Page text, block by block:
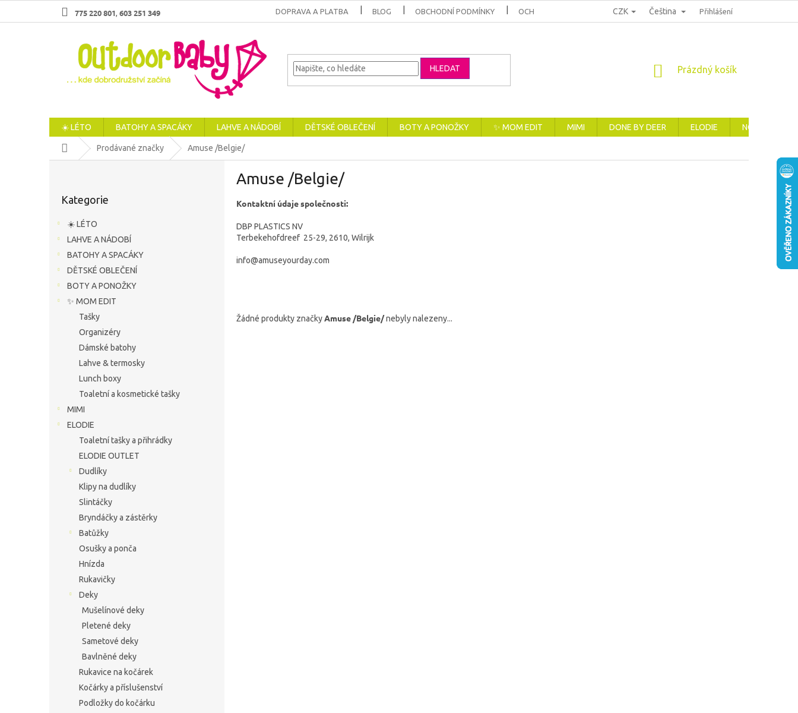
775 220 801 603 251 349 DOPRAVA A PLATBA BLOG OBCHODNÍ PODMÍNKY OCHRANA OSOBNÍCH ÚDAJŮ REKLAMACE, VRÁCENÍ A VÝMĚNA ZBOŽÍ
CZK Čeština Přihlášení
HLEDAT
NÁKUPNÍ
Prázdný košík
☀️ LÉTO BATOHY A SPACÁKY LAHVE A NÁDOBÍ DĚTSKÉ OBLEČENÍ BOTY A PONOŽKY ✨ MOM EDIT MIMI DONE BY DEER ELODIE NOVINKY
Domů Prodávané značky Amuse /Belgie/
kategorie
Kategorie
☀️ LÉTO
LAHVE A NÁDOBÍ
BATOHY A SPACÁKY
DĚTSKÉ OBLEČENÍ
BOTY A PONOŽKY
✨ MOM EDIT
Tašky
Organizéry
Dámské batohy
Lahve & termosky
Lunch boxy
Toaletní a kosmetické tašky
MIMI
ELODIE
Toaletní tašky a přihrádky
ELODIE OUTLET
Dudlíky
Klipy na dudlíky
Slintáčky
Bryndáčky a zástěrky
Batůžky
Osušky a ponča
Hnízda
Rukavičky
Deky
Mušelínové deky
Pletené deky
Sametové deky
Bavlněné deky
Rukavice na kočárek
Kočárky a příslušenství
Podložky do kočárku
Amuse /Belgie/
Kontaktní údaje společnosti:
DBP PLASTICS NV
Terbekehofdreef 25-29, 2610, Wilrijk
info@amuseyourday.com
Žádné produkty značkyAmuse /Belgie/nebyly nalezeny...